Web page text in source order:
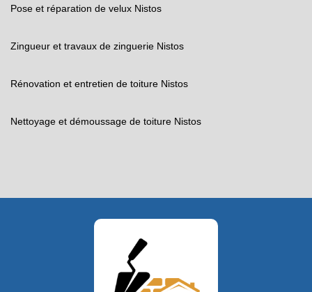
Pose et réparation de velux Nistos
Zingueur et travaux de zinguerie Nistos
Rénovation et entretien de toiture Nistos
Nettoyage et démoussage de toiture Nistos